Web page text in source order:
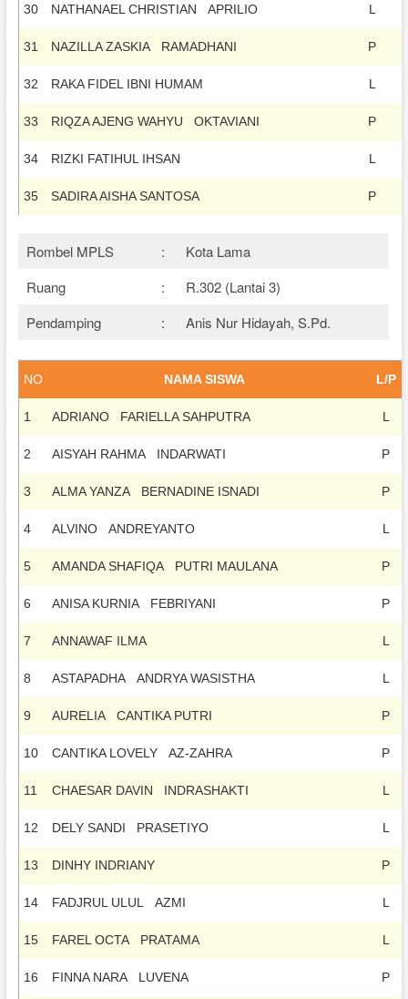
30 NATHANAEL CHRISTIAN APRILIO L
31 NAZILLA ZASKIA RAMADHANI P
32 RAKA FIDEL IBNI HUMAM L
33 RIQZA AJENG WAHYU OKTAVIANI P
34 RIZKI FATIHUL IHSAN L
35 SADIRA AISHA SANTOSA P
Rombel MPLS :
Kota Lama
Ruang
:
R.302 (Lantai 3)
Pendamping
: Anis Nur Hidayah, S.Pd.
NO NAMA SISWA L/P
1 ADRIANO FARIELLA SAHPUTRA L
2 AISYAH RAHMA INDARWATI P
3 ALMA YANZA BERNADINE ISNADI P
4 ALVINO ANDREYANTO L
5 AMANDA SHAFIQA PUTRI MAULANA P
6 ANISA KURNIA FEBRIYANI P
7 ANNAWAF ILMA L
8 ASTAPADHA ANDRYA WASISTHA L
9 AURELIA CANTIKA PUTRI P
10 CANTIKA LOVELY AZ-ZAHRA P
11 CHAESAR DAVIN INDRASHAKTI L
12 DELY SANDI PRASETIYO L
13 DINHY INDRIANY P
14 FADJRUL ULUL AZMI L
15 FAREL OCTA PRATAMA L
16 FINNA NARA LUVENA P